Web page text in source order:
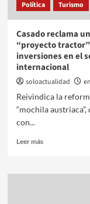
Política Turismo
Casado reclama
“proyecto
inversiones en el
internacional
soloactualidad
Reivindica la
“mochila
con...
Leer más